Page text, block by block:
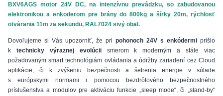
BXV6AGS motor 24V DC, na intenzívnu prevádzku, so zabudovanou
elektronikou a enkoderom pre brány do 800kg a šírky 20m, rýchlosť
otvárania 11m za sekundu, RAL7024 sivý obal.
Dovoľujeme si Vás upozorniť, že pri pohonoch 24V s enkódermiprišlo
k technicky výraznej evolúcii smerom k moderným a stále viac
požadovaným smart technológiám ovládania a údržby zariadení cez Cloud
aplikácie, či k zvýšeniu bezpečnosti a šetrenia energie v súlade
s európskymi normami i pomocou bezdrôtového bezpečnostného
príslušenstva a modulov pre aktiváciu funkcie „sleep mode“, či „stand-by“